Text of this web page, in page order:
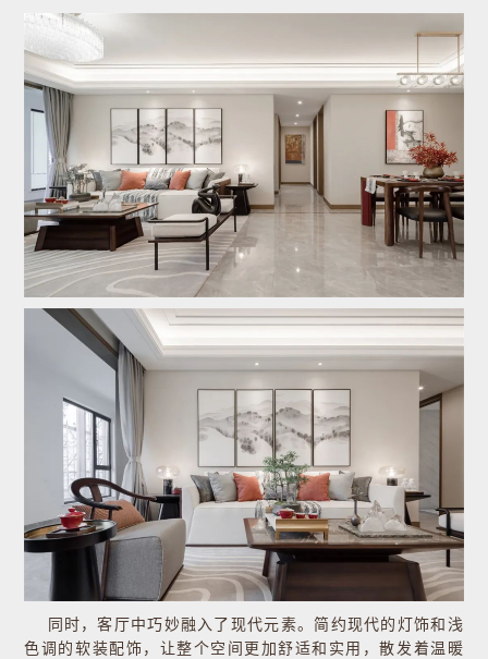
同时，客厅中巧妙融入了现代元素。简约现代的灯饰和浅
色调的软装配饰，让整个空间更加舒适和实用，散发着温暖